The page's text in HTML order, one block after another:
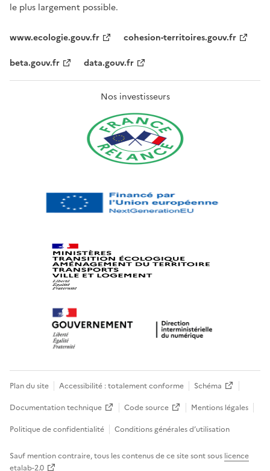
le plus largement possible.
www.ecologie.gouv.fr
cohesion-territoires.gouv.fr
beta.gouv.fr
data.gouv.fr
Nos investisseurs
Plan du site Accessibilité : totalement conforme
Schéma
Documentation technique
Code source
Mentions légales
Politique de confidentialité
Conditions générales d’utilisation
Sauf mention contraire, tous les contenus de ce site sont sous licence
etalab-2.0